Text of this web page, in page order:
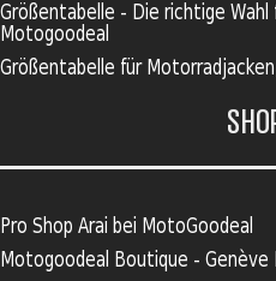
Größentabelle - Die richtige Wahl
Motogoodeal
Größentabelle für
Pro Shop Arai bei MotoGoodeal
Motogoodeal Boutique -